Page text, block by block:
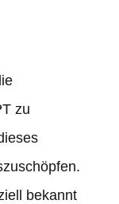
zu
bekannt